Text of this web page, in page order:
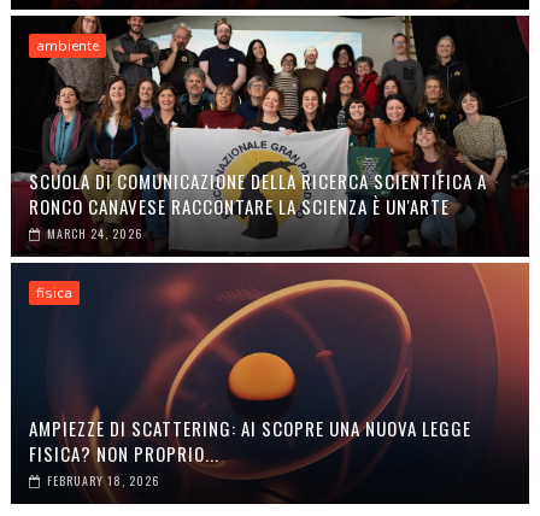
ambiente
SCUOLA DI COMUNICAZIONE DELLA RICERCA SCIENTIFICA A
RONCO CANAVESE RACCONTARE LA SCIENZA È UN'ARTE
MARCH 24, 2026
fisica
AMPIEZZE DI SCATTERING: AI SCOPRE UNA NUOVA LEGGE
FISICA? NON PROPRIO...
FEBRUARY 18, 2026